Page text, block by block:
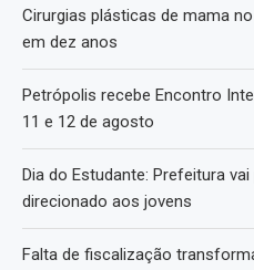
Cirurgias plásticas de mama
em dez anos
Petrópolis recebe Encontro
11 e 12 de agosto
Dia do Estudante: Prefeitura
direcionado aos jovens
Falta de fiscalização